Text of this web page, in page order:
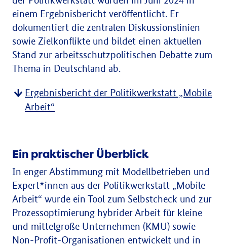
einem Ergebnisbericht veröffentlicht. Er
dokumentiert die zentralen Diskussionslinien
sowie Zielkonflikte und bildet einen aktuellen
Stand zur arbeitsschutzpolitischen Debatte zum
Thema in Deutschland ab.
Ergebnisbericht der Politikwerkstatt „Mobile
Arbeit“
Ein praktischer Überblick
In enger Abstimmung mit Modellbetrieben und
Expert*innen aus der Politikwerkstatt „Mobile
Arbeit“ wurde ein Tool zum Selbstcheck und zur
Prozessoptimierung hybrider Arbeit für kleine
und mittelgroße Unternehmen (KMU) sowie
Non-Profit-Organisationen entwickelt und in